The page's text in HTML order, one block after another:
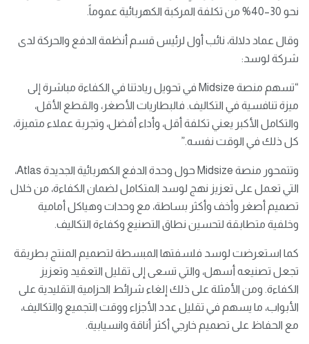
نحو 30–40% من تكلفة المركبة الكهربائية عموماً.
وقال عماد دلالة، نائب أول لرئيس قسم أنظمة الدفع والحركة لدى
شركة لوسد:
“تسهم منصة Midsize في تحويل ريادتنا في الكفاءة مباشرة إلى
ميزة تنافسية في التكاليف. فالبطاريات الأصغر، والقطع الأقل،
والتكامل الأكبر يعني تكلفة أقل، وأداء أفضل، وتجربة عملاء متميزة،
كل ذلك في الوقت نفسه.”
وتتمحور منصة Midsize حول وحدة الدفع الكهربائية الجديدة Atlas،
التي تعمل على تعزيز نهج لوسد المتكامل لضمان الكفاءة، من خلال
تصميم أصغر وأخف وأكثر بساطة، مع وحدات وهياكل أمامية
وخلفية متطابقة لتحسين نطاق التصنيع وكفاءة التكاليف.
كما استعرضت لوسد فلسفتها المبسطة لتصميم المنتج بطريقة
تجعل تصنيعه أسهل، والتي تسعى إلى تقليل التعقيد وتعزيز
الكفاءة. ومن الأمثلة على ذلك إلغاء شرائط الحزامية التقليدية على
الأبواب، ما يسهم في تقليل عدد الأجزاء ووقت التجميع والتكاليف،
مع الحفاظ على تصميم خارجي أكثر أناقة وانسيابية.